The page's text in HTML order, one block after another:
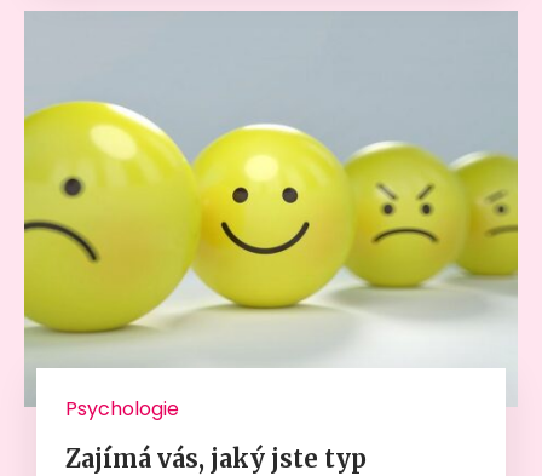
Psychologie
Zajímá vás, jaký jste typ